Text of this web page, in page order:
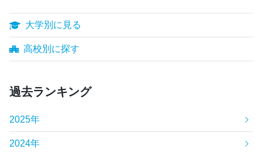
大学別に見る
高校別に探す
過去ランキング
2025年
2024年